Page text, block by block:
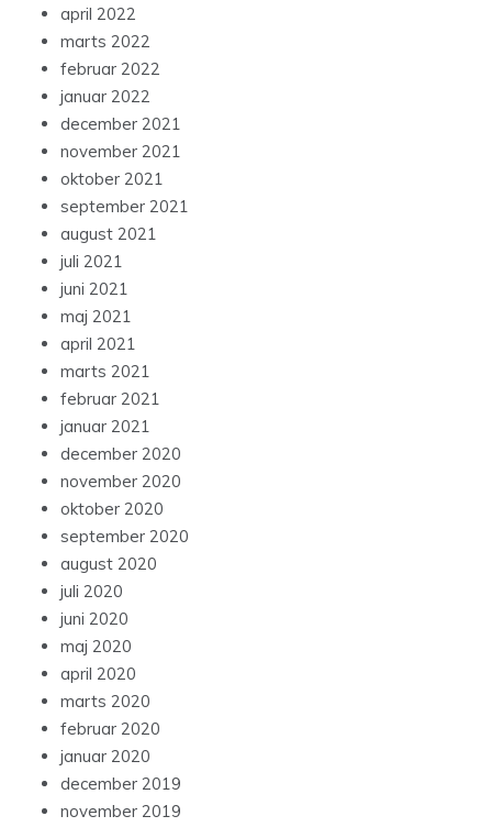
april 2022
marts 2022
februar 2022
januar 2022
december 2021
november 2021
oktober 2021
september 2021
august 2021
juli 2021
juni 2021
maj 2021
april 2021
marts 2021
februar 2021
januar 2021
december 2020
november 2020
oktober 2020
september 2020
august 2020
juli 2020
juni 2020
maj 2020
april 2020
marts 2020
februar 2020
januar 2020
december 2019
november 2019